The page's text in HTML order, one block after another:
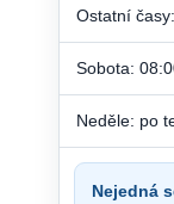
Ostatní
Sobota:
Neděle: po
Nejedná